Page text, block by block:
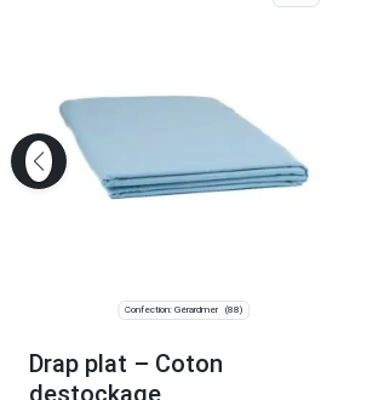
Confection: Gérardmer (88)
Drap plat – Coton
destockage